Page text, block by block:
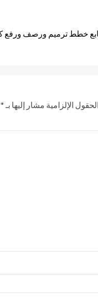
خطط ترميم ورصف ورفع
الحقول الإلزامية مشار إليها بـ *